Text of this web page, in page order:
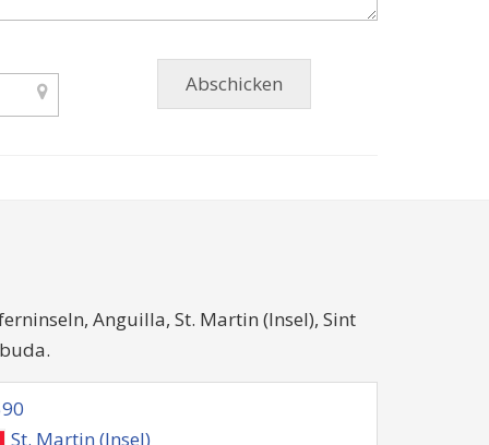
Anguilla, St. Martin (Insel), Sint
St. Martin (Insel)